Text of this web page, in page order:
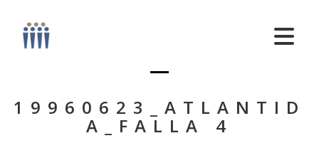
19960623_ATLANTID
A_FALLA 4